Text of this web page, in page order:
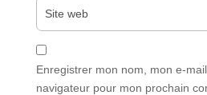
Enregistrer mon nom, mon e-
navigateur pour mon prochain